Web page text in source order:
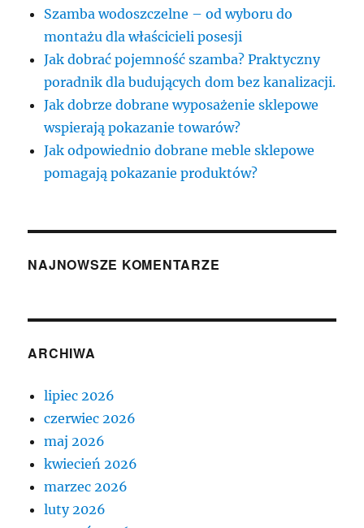
Szamba wodoszczelne – od wyboru do
montażu dla właścicieli posesji
Jak dobrać pojemność szamba? Praktyczny
poradnik dla budujących dom bez kanalizacji.
Jak dobrze dobrane wyposażenie sklepowe
wspierają pokazanie towarów?
Jak odpowiednio dobrane meble sklepowe
pomagają pokazanie produktów?
NAJNOWSZE KOMENTARZE
ARCHIWA
lipiec 2026
czerwiec 2026
maj 2026
kwiecień 2026
marzec 2026
luty 2026